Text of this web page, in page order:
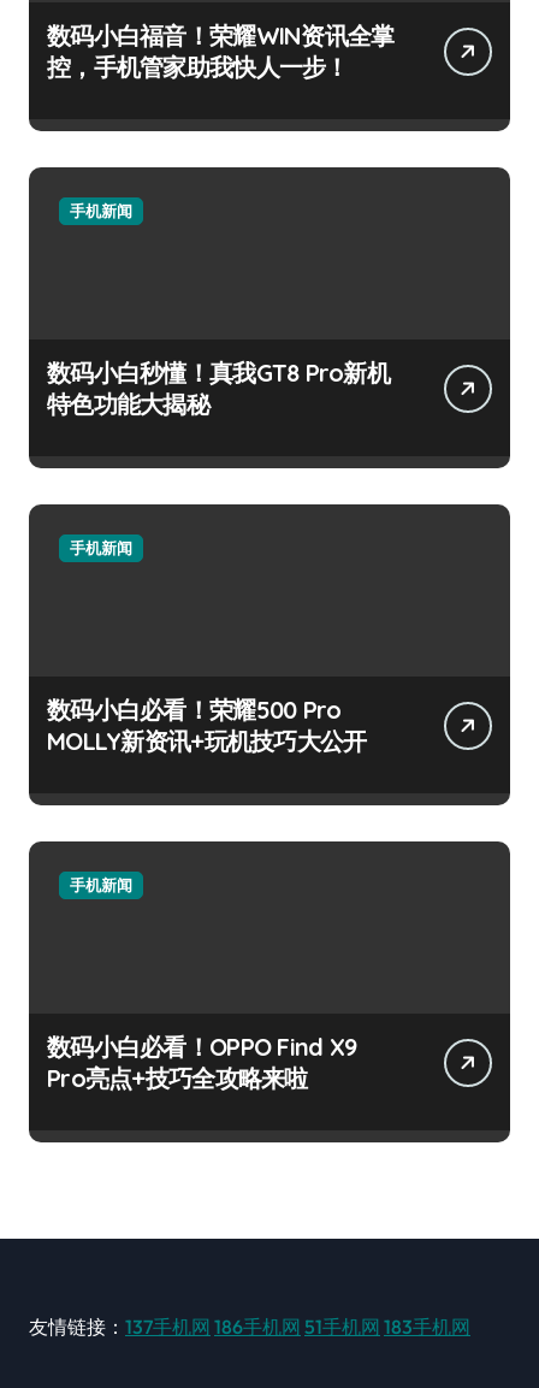
数码小白福音！荣耀WIN资讯全掌
控，手机管家助我快人一步！
手机新闻
数码小白秒懂！真我GT8 Pro新机
特色功能大揭秘
手机新闻
数码小白必看！荣耀500 Pro
MOLLY新资讯+玩机技巧大公开
手机新闻
数码小白必看！OPPO Find X9
Pro亮点+技巧全攻略来啦
友情链接： 137手机网 186手机网 51手机网 183手机网